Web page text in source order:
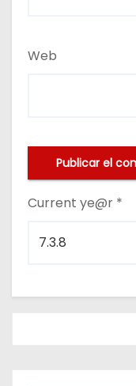
Web
Current ye@r *